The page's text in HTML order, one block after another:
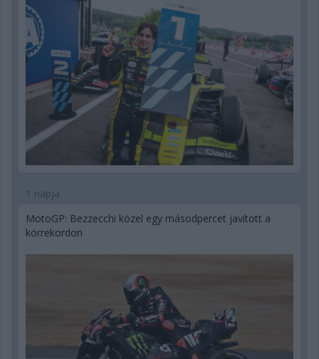
1 napja
MotoGP: Bezzecchi közel egy másodpercet javított a
körrekordon